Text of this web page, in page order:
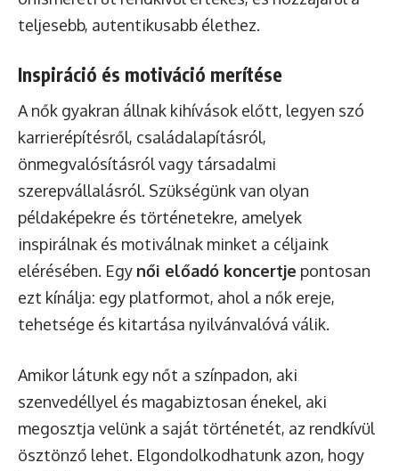
teljesebb, autentikusabb élethez.
Inspiráció és motiváció merítése
A nők gyakran állnak kihívások előtt, legyen szó
karrierépítésről, családalapításról,
önmegvalósításról vagy társadalmi
szerepvállalásról. Szükségünk van olyan
példaképekre és történetekre, amelyek
inspirálnak és motiválnak minket a céljaink
elérésében. Egy női előadó koncertje pontosan
ezt kínálja: egy platformot, ahol a nők ereje,
tehetsége és kitartása nyilvánvalóvá válik.
Amikor látunk egy nőt a színpadon, aki
szenvedéllyel és magabiztosan énekel, aki
megosztja velünk a saját történetét, az rendkívül
ösztönző lehet. Elgondolkodhatunk azon, hogy